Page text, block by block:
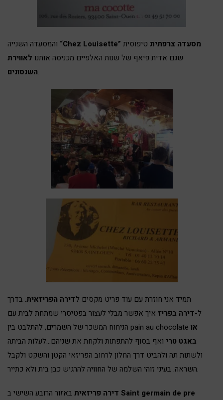
“Chez Louisette” מסעדה צרפתית טיפוסית
שגם אדית פיאף של שנות האלפיים מכניסה אותנו לאווירת
השנסונים.
תמיד אני חוזרת עם עוד פריט מקסים לדירה הפריזאית. בדרך
ל-דירה בפריז איך אפשר מבלי לעצור בפטיסרי שמתחת לבית עם
הניחוח המשכר של השמרים, להתלבט בין pain au chocolate או
באגט טרי ואף בסוף להתפתות ולקחת את שניהם…לעלות הביתה
ולשתות תה ולהביט דרך החלון לרחוב הפריזאי הקטן והשקט ולקבל
השראה. בעיני זוהי השלמה של החוויה להרגיש כבן בית ולא כתייר.
דירה פריזאית Saint germain de pre